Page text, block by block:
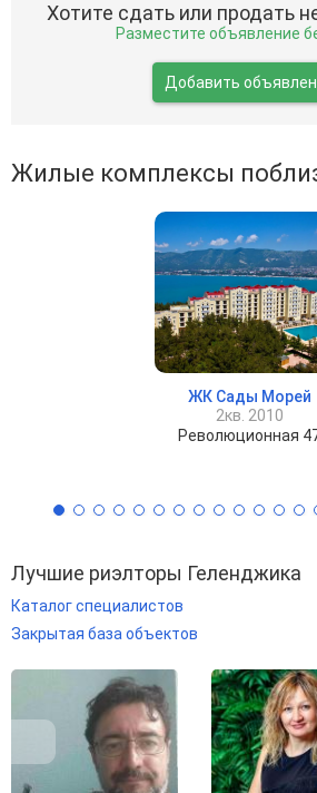
Хотите сдать или продать
Разместите объявление
Добавить
Жилые комплексы
ЖК Сады Морей
2кв. 2010
Революционная
Лучшие риэлторы Геленджика
Каталог специалистов
Закрытая база объектов